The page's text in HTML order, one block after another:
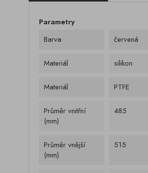
Parametry
Barva
červená
Materiál silikon
Materiál PTFE
Průměr vnitřní
(mm)
485
Průměr vnější
(mm)
515